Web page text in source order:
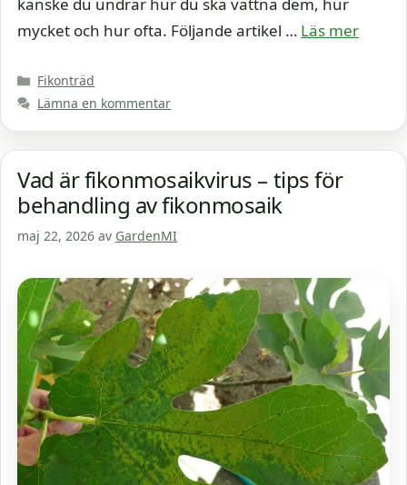
kanske du undrar hur du ska vattna dem, hur
mycket och hur ofta. Följande artikel … Läs mer
Kategorier
Fikonträd
Lämna en kommentar
Vad är fikonmosaikvirus – tips för
behandling av fikonmosaik
maj 22, 2026 av GardenMI